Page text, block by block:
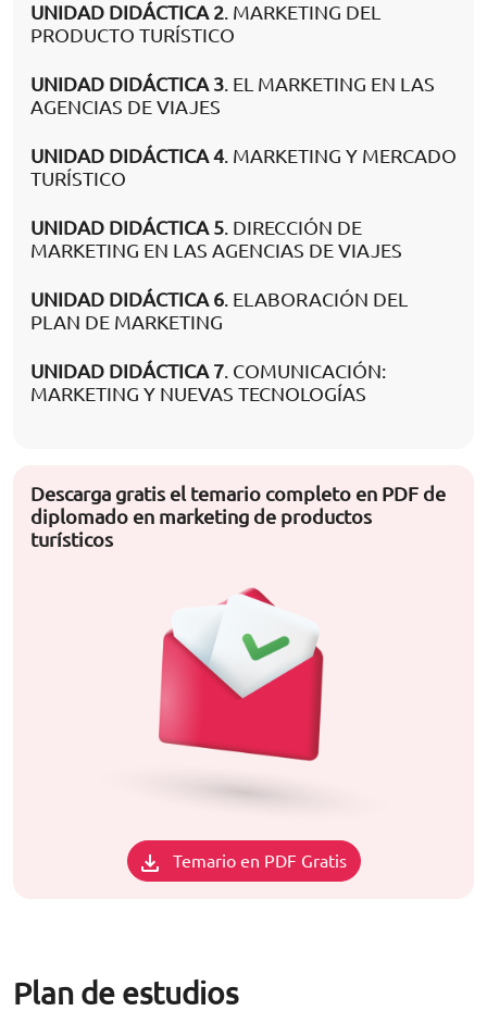
UNIDAD DIDÁCTICA 2. MARKETING DEL
PRODUCTO TURÍSTICO
UNIDAD DIDÁCTICA 3. EL MARKETING EN LAS
AGENCIAS DE VIAJES
UNIDAD DIDÁCTICA 4. MARKETING Y MERCADO
TURÍSTICO
UNIDAD DIDÁCTICA 5. DIRECCIÓN DE
MARKETING EN LAS AGENCIAS DE VIAJES
UNIDAD DIDÁCTICA 6. ELABORACIÓN DEL
PLAN DE MARKETING
UNIDAD DIDÁCTICA 7. COMUNICACIÓN:
MARKETING Y NUEVAS TECNOLOGÍAS
Descarga gratis el temario completo en PDF de
diplomado en marketing de productos
turísticos
Temario en PDF Gratis
Plan de estudios